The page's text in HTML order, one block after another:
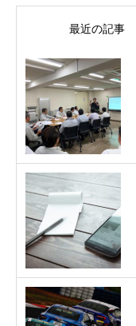
最近の記事